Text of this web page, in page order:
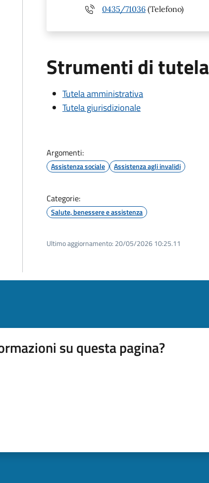
0435/71036 (Telefono)
Strumenti di tutela
Tutela amministrativa
Tutela giurisdizionale
Argomenti:
Assistenza sociale Assistenza agli invalidi
Categorie:
Salute, benessere e assistenza
Ultimo aggiornamento: 20/05/2026 10:25.11
su questa pagina?